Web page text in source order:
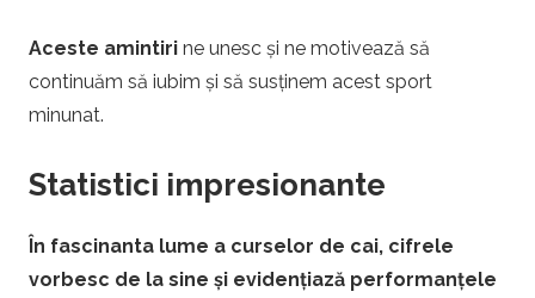
Aceste amintiri ne unesc și ne motivează să
continuăm să iubim și să susținem acest sport
minunat.
Statistici impresionante
În fascinanta lume a curselor de cai, cifrele
vorbesc de la sine și evidențiază performanțele